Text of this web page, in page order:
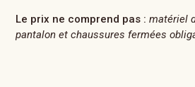
Le prix ne comprend pas : matériel
pantalon et chaussures fermées